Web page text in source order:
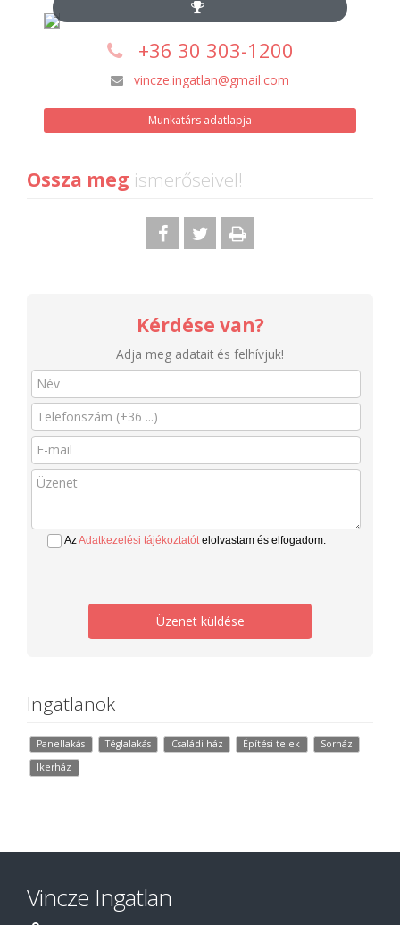
+36 30 303-1200
vincze.ingatlan@gmail.com
Munkatárs adatlapja
Ossza meg ismerőseivel!
Kérdése van?
Adja meg adatait és felhívjuk!
AzAdatkezelési tájékoztatótelolvastam és elfogadom.
Üzenet küldése
Ingatlanok
Panellakás Téglalakás Családi ház Építési telek
Sorház
Ikerház
Vincze Ingatlan